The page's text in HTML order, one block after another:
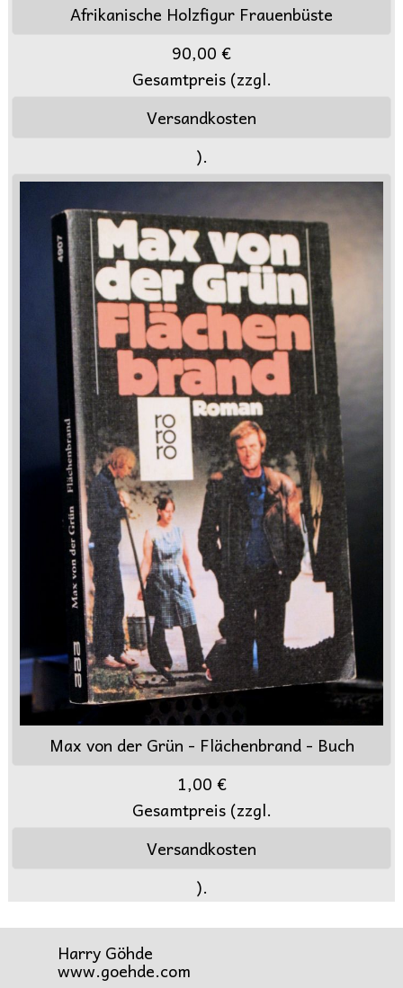
Afrikanische Holzfigur Frauenbüste
90,00 €
Gesamtpreis (zzgl.
Versandkosten
).
Max von der Grün - Flächenbrand - Buch
1,00 €
Gesamtpreis (zzgl.
Versandkosten
).
Harry Göhde
www.goehde.com